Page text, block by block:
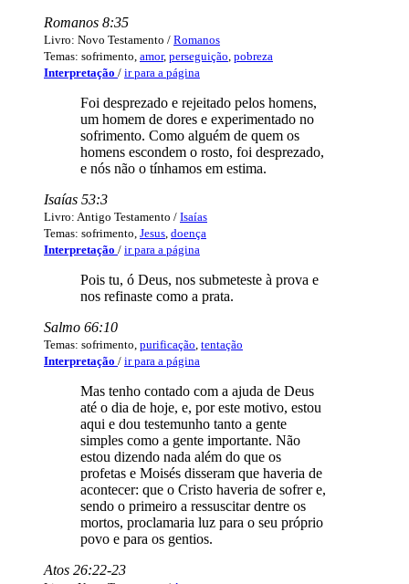
Romanos 8:35
Livro: Novo Testamento / Romanos
Temas: sofrimento, amor, perseguição pobreza
Interpretação / ir para a página
Foi desprezado e rejeitado pelos homens,
um homem de dores e experimentado no
sofrimento. Como alguém de quem os
homens escondem o rosto, foi desprezado,
e nós não o tínhamos em estima.
Isaías 53:3
Livro: Antigo Testamento / Isaías
Temas: sofrimento, Jesus doença
Interpretação / ir para a página
Pois tu, ó Deus, nos submeteste à prova e
nos refinaste como a prata.
Salmo 66:10
Temas: sofrimento, purificação tentação
Interpretação / ir para a página
Mas tenho contado com a ajuda de Deus
até o dia de hoje, e, por este motivo, estou
aqui e dou testemunho tanto a gente
simples como a gente importante. Não
estou dizendo nada além do que os
profetas e Moisés disseram que haveria de
acontecer: que o Cristo haveria de sofrer e,
sendo o primeiro a ressuscitar dentre os
mortos, proclamaria luz para o seu próprio
povo e para os gentios.
Atos 26:22-23